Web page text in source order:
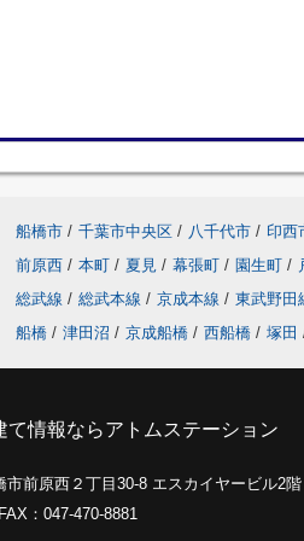
船橋市 / 千葉市中央区 / 八千代市 / 印西
前原西 / 本町 / 夏見 / 幕張町 / 園生町 /
総武線 / 総武本線 / 京成本線 / 東武野田
船橋 / 津田沼 / 京成船橋 / 西船橋 / 塚田
て情報ならアトムステーション
前原西２丁目30-8 エスカイヤービル2階
：047-470-8881